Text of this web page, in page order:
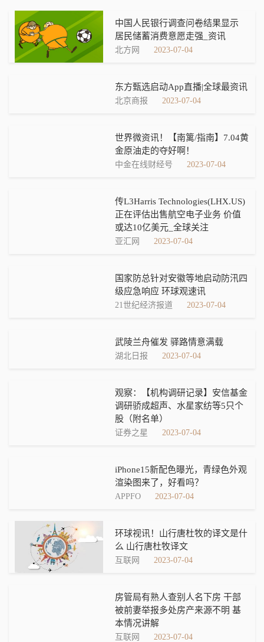
中国人民银行调查问卷结果显示
居民储蓄消费意愿走强_资讯
北方网 2023-07-04
东方甄选启动App直播|全球最资讯
北京商报 2023-07-04
世界微资讯！【南篱/指南】7.04黄
金原油走的夺好啊！
中金在线财经号 2023-07-04
传L3Harris Technologies(LHX.US)
正在评估出售航空电子业务 价值
或达10亿美元_全球关注
亚汇网 2023-07-04
国家防总针对安徽等地启动防汛四
级应急响应 环球观速讯
21世纪经济报道 2023-07-04
武陵兰舟催发 驿路情意满载
湖北日报 2023-07-04
观察：【机构调研记录】安信基金
调研骄成超声、水星家纺等5只个
股（附名单）
证券之星 2023-07-04
iPhone15新配色曝光，青绿色外观
渲染图来了，好看吗？
APPFO 2023-07-04
环球视讯！山行唐杜牧的译文是什
么 山行唐杜牧译文
互联网 2023-07-04
房管局有熟人查别人名下房 干部
被前妻举报多处房产来源不明 基
本情况讲解
互联网 2023-07-04